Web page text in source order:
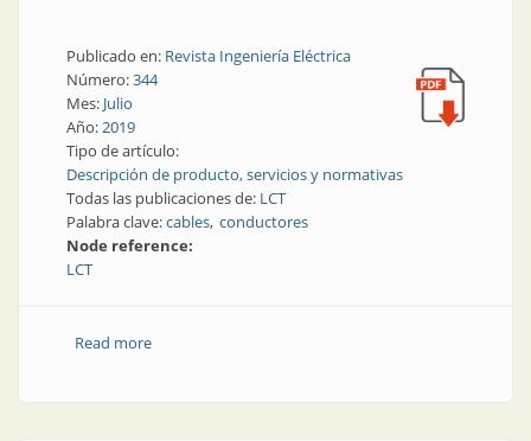
Publicado en: Revista Ingeniería Eléctrica
Número:344
Mes: Julio
Año:2019
Tipo de artículo:
Descripción de producto, servicios y normativas
Todas las publicaciones de: LCT
Palabra clave:cables conductores
Node reference:
LCT
Read moreabout Cables y conductores | Conexión para